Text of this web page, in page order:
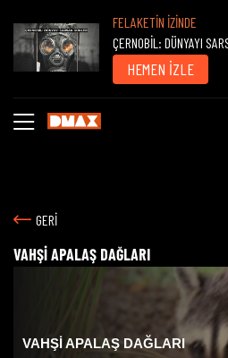
FELAKETİN İZİNDE
ÇERNOBİL: DÜNYAYI
HEMEN İZLE
GERİ
VAHŞİ APALAŞ DAĞLARI
VAHŞİ APALAŞ DAĞLARI